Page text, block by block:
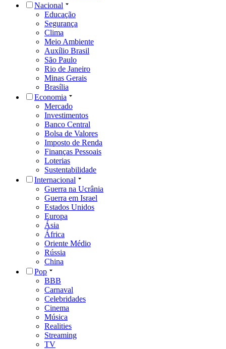
Nacional
Educação
Segurança
Clima
Meio Ambiente
Auxílio Brasil
São Paulo
Rio de Janeiro
Minas Gerais
Brasília
Economia
Mercado
Investimentos
Banco Central
Bolsa de Valores
Imposto de Renda
Finanças Pessoais
Loterias
Sustentabilidade
Internacional
Guerra na Ucrânia
Guerra em Israel
Estados Unidos
Europa
Ásia
África
Oriente Médio
Rússia
China
Pop
BBB
Carnaval
Celebridades
Cinema
Música
Realities
Streaming
TV